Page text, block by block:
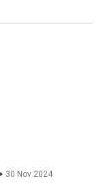
30 Nov 2024